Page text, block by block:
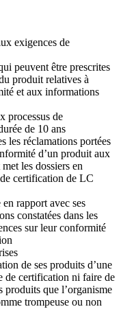
exigences de
peuvent être prescrites
produit relatives à
et aux informations
processus de
de 10 ans
les réclamations portées
d’un produit aux
les dossiers en
certification de LC
rapport avec ses
constatées dans les
sur leur conformité
de ses produits d’une
de certification ni faire de
produits que l’organisme
trompeuse ou non